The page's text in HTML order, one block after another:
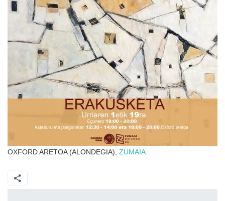
OXFORD ARETOA (ALONDEGIA), ZUMAIA